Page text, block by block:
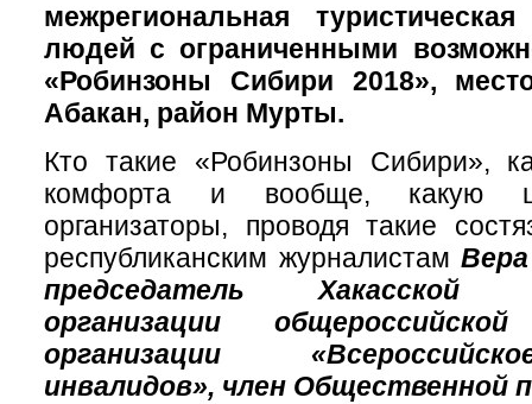
межрегиональная
людей с ограниченными
«Робинзоны Сибири 2018»,
Абакан, район Мурты.
Кто такие «Робинзоны Сибири»,
комфорта и вообще, какую
организаторы, проводя такие
республиканским журналистам
председатель Хакасской
организации
организации
инвалидов», член Общественной